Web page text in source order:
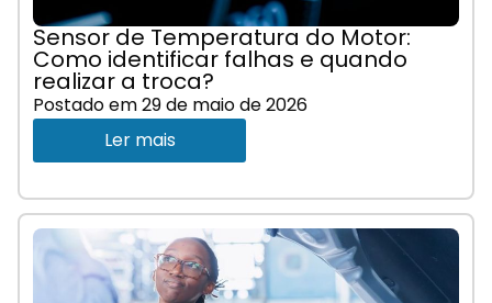
Sensor de Temperatura do Motor:
Como identificar falhas e quando
realizar a troca?
Postado em29 de maio de 2026
Ler mais